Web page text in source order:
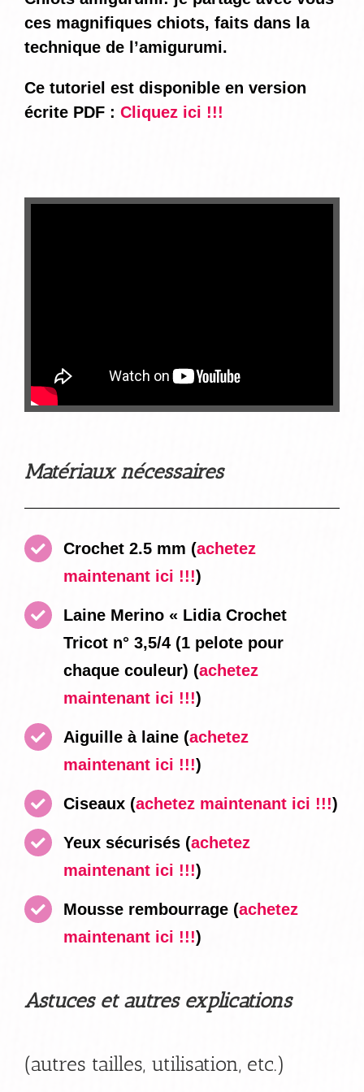
ces magnifiques chiots, faits dans la
technique de l’amigurumi.
Ce tutoriel est disponible en version
écrite PDF : Cliquez ici !!!
Matériaux nécessaires
Crochet 2.5 mm (achetez
maintenant ici !!!)
Laine Merino « Lidia Crochet
Tricot n° 3,5/4 (1 pelote pour
chaque couleur) (achetez
maintenant ici !!!)
Aiguille à laine (achetez
maintenant ici !!!)
Ciseaux (achetez maintenant ici !!!)
Yeux sécurisés (achetez
maintenant ici !!!)
Mousse rembourrage (achetez
maintenant ici !!!)
Astuces et autres explications
(autres tailles, utilisation, etc.)